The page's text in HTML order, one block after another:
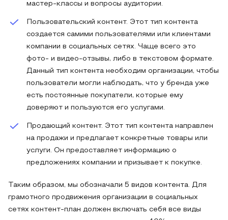
мастер-классы и вопросы аудитории.
Пользовательский контент. Этот тип контента
создается самими пользователями или клиентами
компании в социальных сетях. Чаще всего это
фото- и видео-отзывы, либо в текстовом формате.
Данный тип контента необходим организации, чтобы
пользователи могли наблюдать, что у бренда уже
есть постоянные покупатели, которые ему
доверяют и пользуются его услугами.
Продающий контент. Этот тип контента направлен
на продажи и предлагает конкретные товары или
услуги. Он предоставляет информацию о
предложениях компании и призывает к покупке.
Таким образом, мы обозначали 5 видов контента. Для
грамотного продвижения организации в социальных
сетях контент-план должен включать себя все виды